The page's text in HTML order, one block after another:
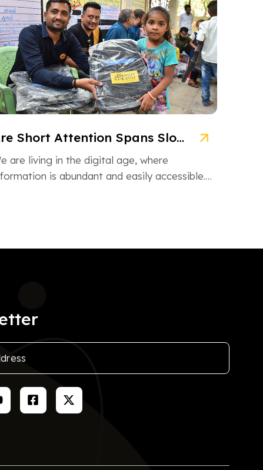
Are Short Attention Spans Slowing Down Children’s Learning?
are living in the digital age, where
is abundant and easily accessible.